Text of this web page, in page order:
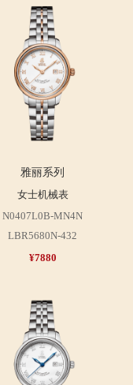
雅丽系列
女士机械表
N0407L0B-MN4N
LBR5680N-432
¥7880